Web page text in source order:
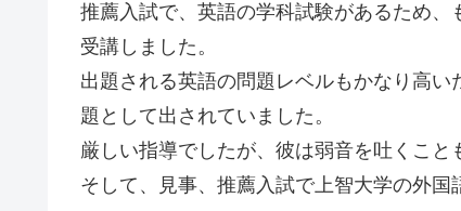
推薦入試で、英語の学科試験があるため
受講しました。
出題される英語の問題レベルもかなり高
題として出されていました。
厳しい指導でしたが、彼は弱音を吐くこと
そして、見事、推薦入試で上智大学の外国